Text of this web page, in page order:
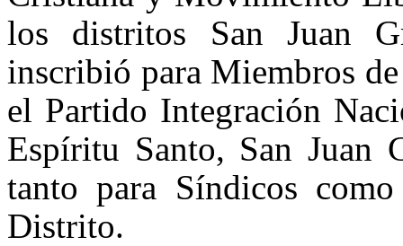
los distritos San Juan
inscribió para Miembros
el Partido Integración
Espíritu Santo, San Juan
tanto para Síndicos
Distrito.